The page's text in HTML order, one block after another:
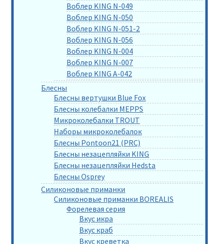
Воблер KING N-049
Воблер KING N-050
Воблер KING N-051-2
Воблер KING N-056
Воблер KING N-004
Воблер KING N-007
Воблер KING A-042
Блесны
Блесны вертушки Blue Fox
Блесны колебалки MEPPS
Микроколебалки TROUT
Наборы микроколебалок
Блесны Pontoon21 (PRC)
Блесны незацепляйки KING
Блесны незацепляйки Hedsta
Блесны Osprey
Силиконовые приманки
Силиконовые приманки BOREALIS
Форелевая серия
Вкус икра
Вкус краб
Вкус креветка